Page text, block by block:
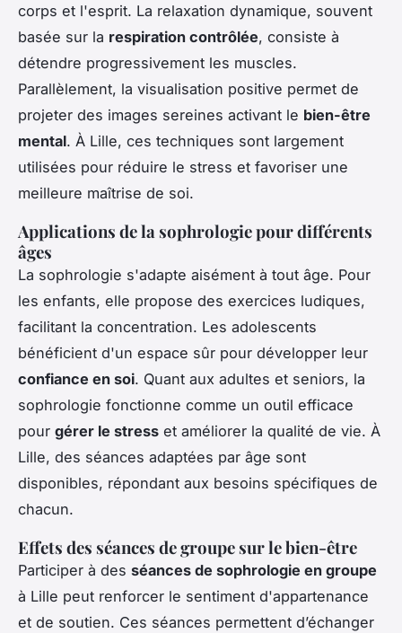
corps et l'esprit. La relaxation dynamique, souvent
basée sur la respiration contrôlée, consiste à
détendre progressivement les muscles.
Parallèlement, la visualisation positive permet de
projeter des images sereines activant le bien-être
mental. À Lille, ces techniques sont largement
utilisées pour réduire le stress et favoriser une
meilleure maîtrise de soi.
Applications de la sophrologie pour différents
âges
La sophrologie s'adapte aisément à tout âge. Pour
les enfants, elle propose des exercices ludiques,
facilitant la concentration. Les adolescents
bénéficient d'un espace sûr pour développer leur
confiance en soi. Quant aux adultes et seniors, la
sophrologie fonctionne comme un outil efficace
pour gérer le stress et améliorer la qualité de vie. À
Lille, des séances adaptées par âge sont
disponibles, répondant aux besoins spécifiques de
chacun.
Effets des séances de groupe sur le bien-être
Participer à des séances de sophrologie en groupe
à Lille peut renforcer le sentiment d'appartenance
et de soutien. Ces séances permettent d’échanger